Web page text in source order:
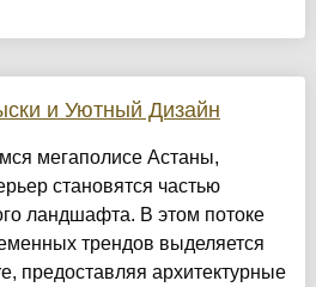
и Уютный Дизайн
мегаполисе Астаны,
становятся частью
ландшафта. В этом потоке
трендов выделяется
предоставляя архитектурные